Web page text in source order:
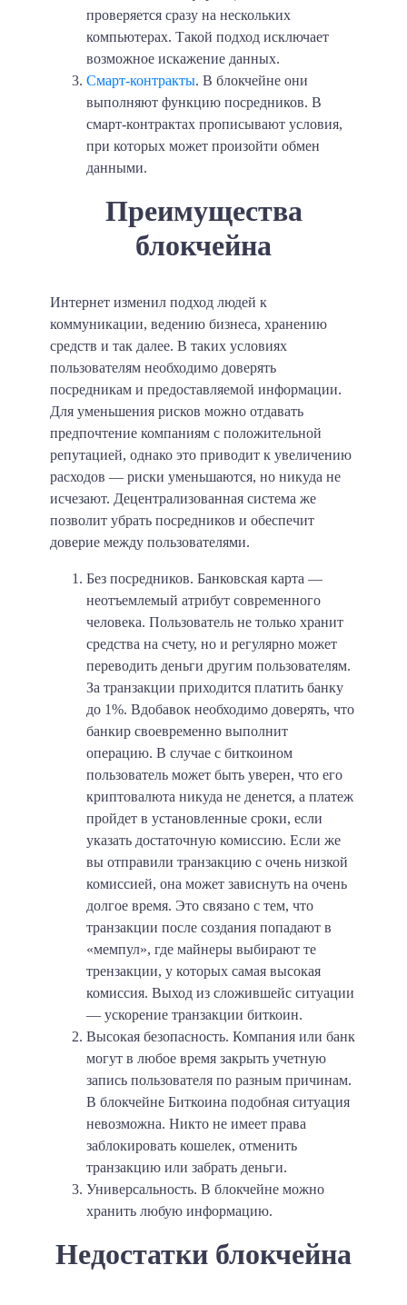
проверяется сразу на нескольких
компьютерах. Такой подход исключает
возможное искажение данных.
Смарт-контракты. В блокчейне они
выполняют функцию посредников. В
смарт-контрактах прописывают условия,
при которых может произойти обмен
данными.
Преимущества
блокчейна
Интернет изменил подход людей к
коммуникации, ведению бизнеса, хранению
средств и так далее. В таких условиях
пользователям необходимо доверять
посредникам и предоставляемой информации.
Для уменьшения рисков можно отдавать
предпочтение компаниям с положительной
репутацией, однако это приводит к увеличению
расходов — риски уменьшаются, но никуда не
исчезают. Децентрализованная система же
позволит убрать посредников и обеспечит
доверие между пользователями.
Без посредников. Банковская карта —
неотъемлемый атрибут современного
человека. Пользователь не только хранит
средства на счету, но и регулярно может
переводить деньги другим пользователям.
За транзакции приходится платить банку
до 1%. Вдобавок необходимо доверять, что
банкир своевременно выполнит
операцию. В случае с биткоином
пользователь может быть уверен, что его
криптовалюта никуда не денется, а платеж
пройдет в установленные сроки, если
указать достаточную комиссию. Если же
вы отправили транзакцию с очень низкой
комиссией, она может зависнуть на очень
долгое время. Это связано с тем, что
транзакции после создания попадают в
«мемпул», где майнеры выбирают те
трензакции, у которых самая высокая
комиссия. Выход из сложившейс ситуации
— ускорение транзакции биткоин.
Высокая безопасность. Компания или банк
могут в любое время закрыть учетную
запись пользователя по разным причинам.
В блокчейне Биткоина подобная ситуация
невозможна. Никто не имеет права
заблокировать кошелек, отменить
транзакцию или забрать деньги.
Универсальность. В блокчейне можно
хранить любую информацию.
Недостатки блокчейна